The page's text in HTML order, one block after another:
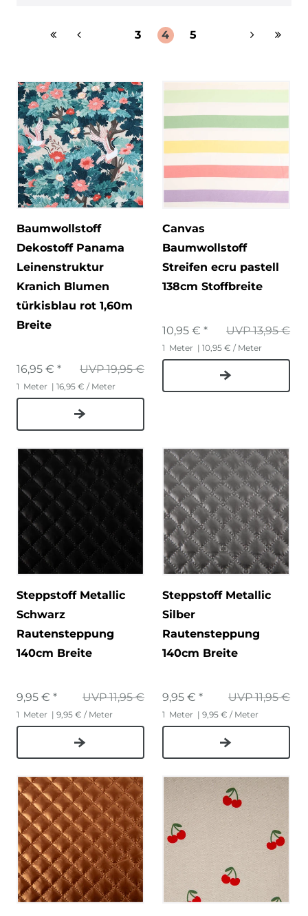
3 4 5
Baumwollstoff
Dekostoff Panama
Leinenstruktur
Kranich Blumen
türkisblau rot 1,60m
Breite
UVP 19,95 €
16,95 € *
1 Meter | 16,95 € / Meter
Canvas
Baumwollstoff
Streifen ecru pastell
138cm Stoffbreite
UVP 13,95 €
10,95 € *
1 Meter | 10,95 € / Meter
Steppstoff Metallic
Schwarz
Rautensteppung
140cm Breite
UVP 11,95 €
9,95 € *
1 Meter | 9,95 € / Meter
Steppstoff Metallic
Silber
Rautensteppung
140cm Breite
UVP 11,95 €
9,95 € *
1 Meter | 9,95 € / Meter